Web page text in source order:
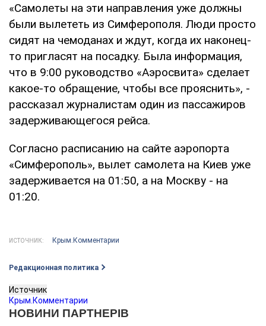
«Самолеты на эти направления уже должны
были вылететь из Симферополя. Люди просто
сидят на чемоданах и ждут, когда их наконец-
то пригласят на посадку. Была информация,
что в 9:00 руководство «Аэросвита» сделает
какое-то обращение, чтобы все прояснить», -
рассказал журналистам один из пассажиров
задерживающегося рейса.
Согласно расписанию на сайте аэропорта
«Симферополь», вылет самолета на Киев уже
задерживается на 01:50, а на Москву - на
01:20.
ИСТОЧНИК: Крым.Комментарии
Редакционная политика
Источник
Крым.Комментарии